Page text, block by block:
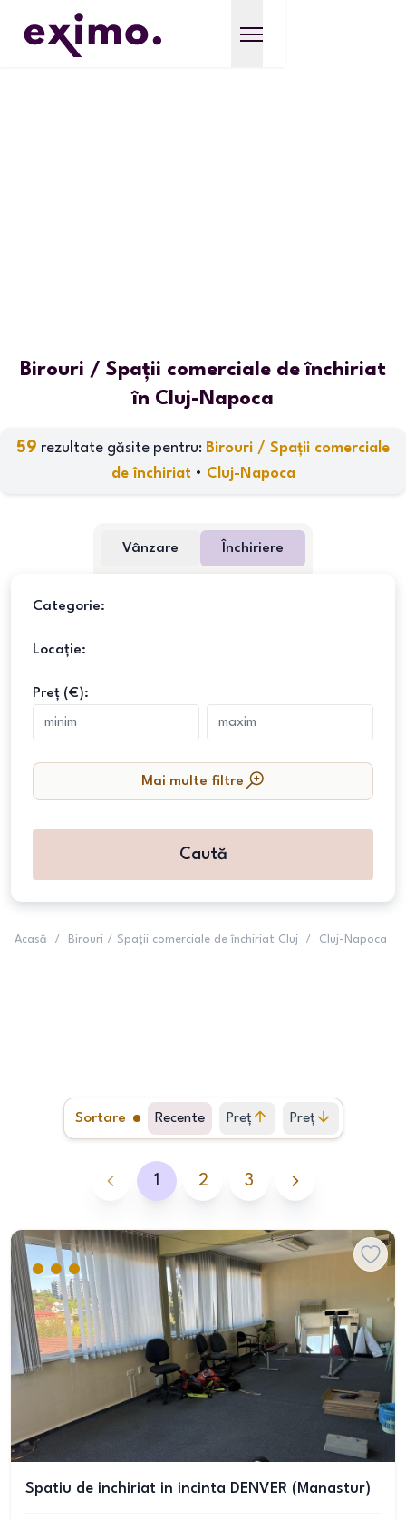
Birouri / Spații comerciale de închiriat
în Cluj-Napoca
59 rezultate găsite pentru: Birouri / Spații comerciale
de închiriat • Cluj-Napoca
Vânzare Închiriere
Categorie:
Locație:
Preț (€):
Mai multe filtre
Caută
Acasă / Birouri / Spații comerciale de închiriat Cluj / Cluj-Napoca
Sortare Recente Preț
crescător
Preț
descrescător
1 2 3
Spatiu de inchiriat in incinta DENVER (Manastur)